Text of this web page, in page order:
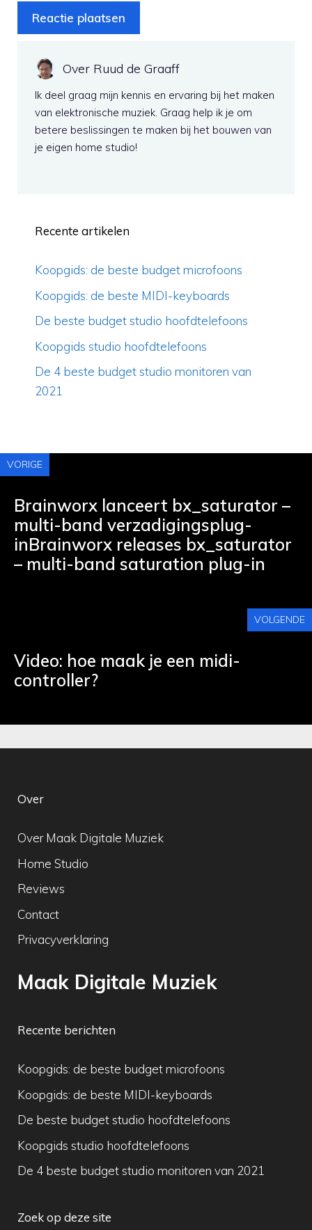
Over Ruud de Graaff
Ik deel graag mijn kennis en ervaring bij het maken
van elektronische muziek. Graag help ik je om
betere beslissingen te maken bij het bouwen van
je eigen home studio!
Recente artikelen
Koopgids: de beste budget microfoons
Koopgids: de beste MIDI-keyboards
De beste budget studio hoofdtelefoons
Koopgids studio hoofdtelefoons
De 4 beste budget studio monitoren van
2021
VORIGE
Brainworx lanceert bx_saturator –
multi-band verzadigingsplug-
inBrainworx releases bx_saturator
– multi-band saturation plug-in
VOLGENDE
Video: hoe maak je een midi-
controller?
Over
Over Maak Digitale Muziek
Home Studio
Reviews
Contact
Privacyverklaring
Maak Digitale Muziek
Recente berichten
Koopgids: de beste budget microfoons
Koopgids: de beste MIDI-keyboards
De beste budget studio hoofdtelefoons
Koopgids studio hoofdtelefoons
De 4 beste budget studio monitoren van 2021
Zoek op deze site